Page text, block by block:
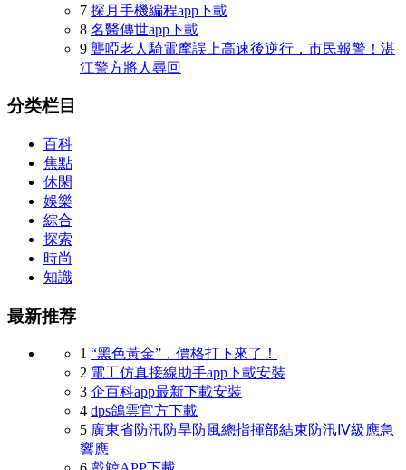
7 探月手機編程app下載
8 名醫傳世app下載
9 聾啞老人騎電摩誤上高速後逆行，市民報警！湛
江警方將人尋回
分类栏目
百科
焦點
休閑
娛樂
綜合
探索
時尚
知識
最新推荐
1 “黑色黃金”，價格打下來了！
2 電工仿真接線助手app下載安裝
3 企百科app最新下載安裝
4 dps鴿雲官方下載
5 廣東省防汛防旱防風總指揮部結束防汛Ⅳ級應急
響應